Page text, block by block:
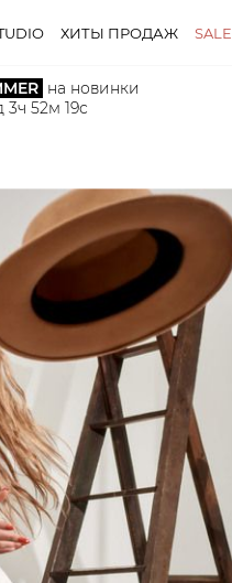
ХИТЫ ПРОДАЖ SALE
на новинки
3ч 52м 18с